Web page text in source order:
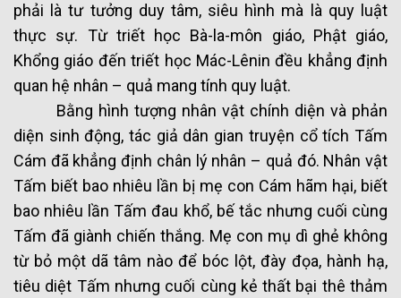
phải là tư tưởng duy tâm, siêu hình mà là quy luật
thực sự. Từ triết học Bà-la-môn giáo, Phật giáo,
Khổng giáo đến triết học Mác-Lênin đều khẳng định
quan hệ nhân – quả mang tính quy luật.
Bằng hình tượng nhân vật chính diện và phản
diện sinh động, tác giả dân gian truyện cổ tích Tấm
Cám đã khẳng định chân lý nhân – quả đó. Nhân vật
Tấm biết bao nhiêu lần bị mẹ con Cám hãm hại, biết
bao nhiêu lần Tấm đau khổ, bế tắc nhưng cuối cùng
Tấm đã giành chiến thắng. Mẹ con mụ dì ghẻ không
từ bỏ một dã tâm nào để bóc lột, đày đọa, hành hạ,
tiêu diệt Tấm nhưng cuối cùng kẻ thất bại thê thảm